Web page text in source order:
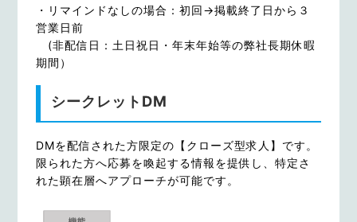
・リマインドなしの場合：初回→掲載終了日から３
営業日前
(非配信日：土日祝日・年末年始等の弊社長期休暇
期間）
シークレットDM
DMを配信された方限定の【クローズ型求人】です。
限られた方へ応募を喚起する情報を提供し、特定さ
れた顕在層へアプローチが可能です。